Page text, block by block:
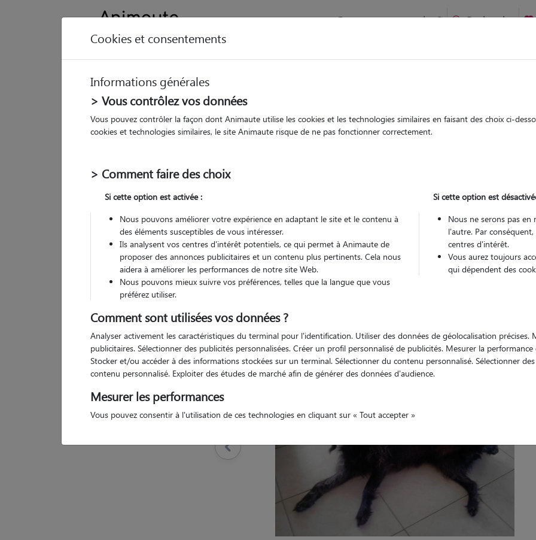
Comment ça marche ? Recherche
17 avis
5/5
Carole
chez le Pet Sitter
Pas d'animaux
Cookies et consentements
Informations générales
> Vous contrôlez vos données
Vous pouvez contrôler la façon dont Animaute utilise les cookies et les technologies similaires en faisant des choix ci-
cookies et technologies similaires, le site Animaute risque de ne pas fonctionner correctement.
> Comment faire des choix
Si cette option est activée :
Nous pouvons améliorer votre expérience en adaptant le site et le contenu à
des éléments susceptibles de vous intéresser.
Ils analysent vos centres d'intérêt potentiels, ce qui permet à Animaute de
proposer des annonces publicitaires et un contenu plus pertinents. Cela nous
aidera à améliorer les performances de notre site Web.
Nous pouvons mieux suivre vos préférences, telles que la langue que vous
préférez utiliser.
Si cette option est
Nous ne serons pas en
l'autre. Par
centres d'intérêt.
Vous aurez toujours
qui dépendent des
Comment sont utilisées vos données ?
Analyser activement les caractéristiques du terminal pour l'identification. Utiliser des données de géolocalisation précises.
publicitaires. Sélectionner des publicités personnalisées. Créer un profil personnalisé de publicités. Mesurer la
Stocker et/ou accéder à des informations stockées sur un terminal. Sélectionner du contenu personnalisé. Sélectionner
contenu personnalisé. Exploiter des études de marché afin de générer des données d'audience.
Mesurer les performances
Vous pouvez consentir à l'utilisation de ces technologies en cliquant sur « Tout accepter »